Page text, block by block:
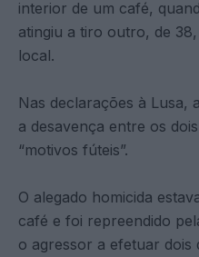
interior de um café,
atingiu a tiro outro, de
local.
Nas declarações à Lusa,
a desavença entre os
“motivos fúteis”.
O alegado homicida
café e foi repreendido
o agressor a efetuar dois